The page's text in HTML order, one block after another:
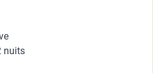
nuits